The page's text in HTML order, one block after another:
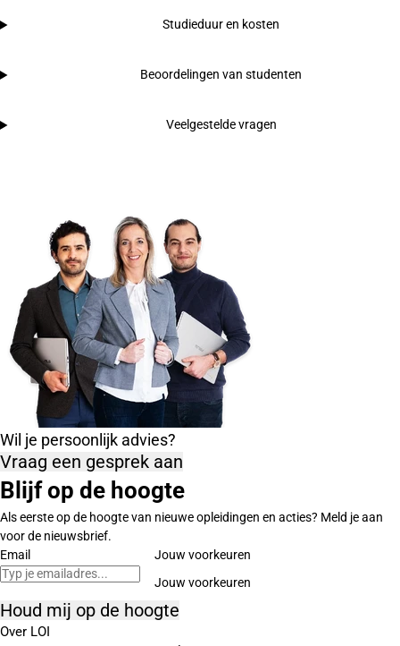
Studieduur en kosten
Beoordelingen van studenten
Veelgestelde vragen
Wil je persoonlijk advies?
Vraag een gesprek aan
Blijf op de hoogte
Als eerste op de hoogte van nieuwe opleidingen en acties? Meld je aan
voor de nieuwsbrief.
Email
Jouw voorkeuren
Houd mij op de hoogte
Over LOI